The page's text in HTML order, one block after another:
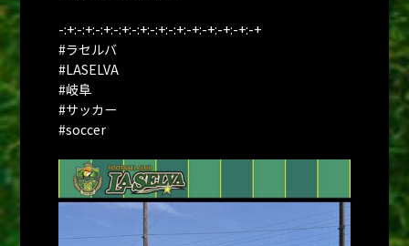
-:+:-:+:-:+:-:+:-:+:-:+:-:+:-+:-+:-+:-+:-+
#ラセルバ
#LASELVA
#岐阜
#サッカー
#soccer